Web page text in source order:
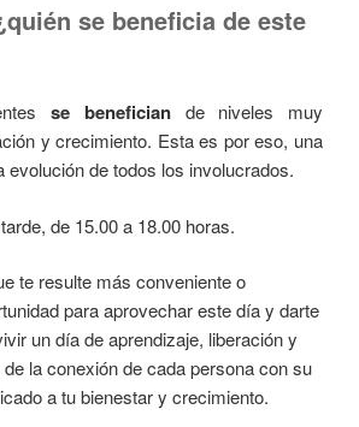
se beneficia de este
se beneficiande niveles muy
y crecimiento. Esta es por eso, una
evolución de todos los involucrados.
de 15.00 a 18.00 horas.
te resulte más conveniente o
para aprovechar este día y darte
un día de aprendizaje, liberación y
la conexión de cada persona con su
a tu bienestar y crecimiento.